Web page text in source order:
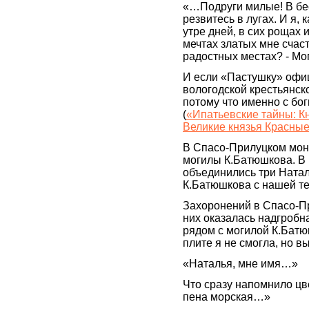
«…Подруги милые! В
резвитесь в лугах. И я,
утре дней, в сих рощах
мечтах златых мне
радостных местах? -
И если «Пастушку»
вологодской
потому что именно с
(«Ипатьевские тайны:
Великие князья
В Спасо-Прилуцком
могилы К.Батюшкова. В
объединились три
К.Батюшкова с нашей
Захоронений в Спасо-
них оказалась
рядом с могилой
плите я не смогла, но
«Наталья, мне имя…»
Что сразу напомнило
пена морская…»